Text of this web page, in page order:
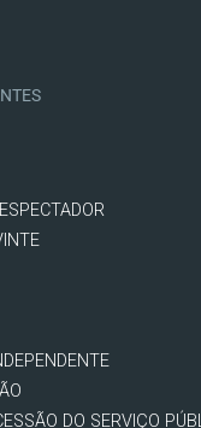
DO SERVIÇO